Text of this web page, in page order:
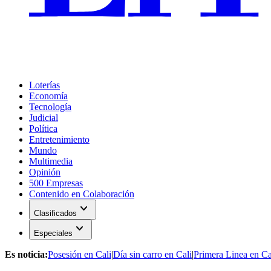
Loterías
Economía
Tecnología
Judicial
Política
Entretenimiento
Mundo
Multimedia
Opinión
500 Empresas
Contenido en Colaboración
Clasificados expand_more
Especiales expand_more
Es noticia:Posesión en Cali|Día sin carro en Cali|Primera Linea en